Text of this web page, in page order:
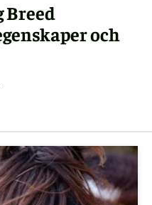
Breed
och